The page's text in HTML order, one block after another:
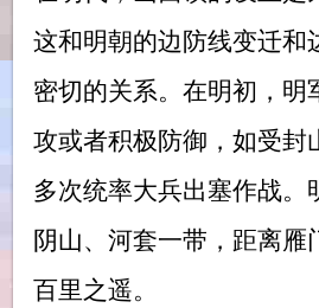
这和明朝的边防线变迁和
密切的关系。在明初，明
攻或者积极防御，如受封
多次统率大兵出塞作战。
阴山、河套一带，距离雁
百里之遥。